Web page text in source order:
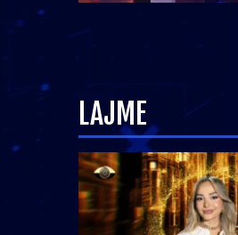
LAJME